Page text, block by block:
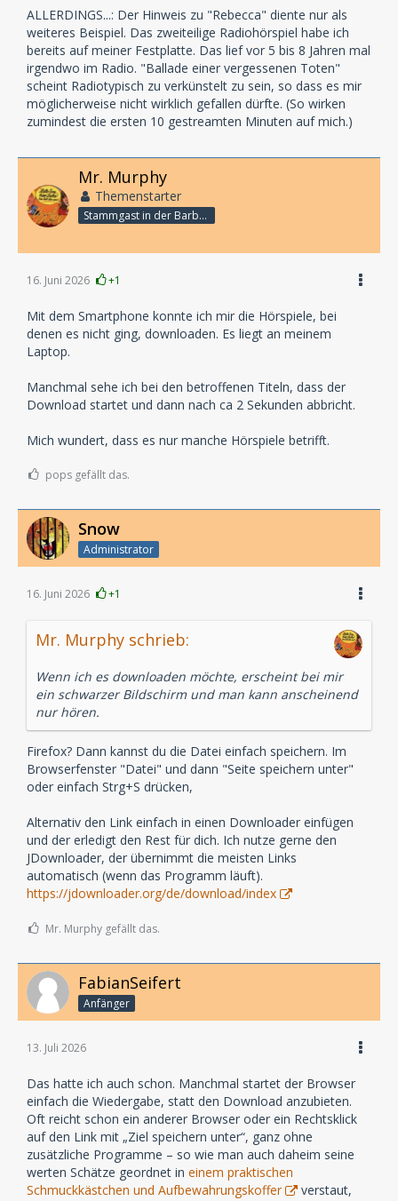
ALLERDINGS...: Der Hinweis zu "Rebecca" diente nur als
weiteres Beispiel. Das zweiteilige Radiohörspiel habe ich
bereits auf meiner Festplatte. Das lief vor 5 bis 8 Jahren mal
irgendwo im Radio. "Ballade einer vergessenen Toten"
scheint Radiotypisch zu verkünstelt zu sein, so dass es mir
möglicherweise nicht wirklich gefallen dürfte. (So wirken
zumindest die ersten 10 gestreamten Minuten auf mich.)
Mr. Murphy
Themenstarter
Stammgast in der Barbarabar
16. Juni 2026 +1
Mit dem Smartphone konnte ich mir die Hörspiele, bei
denen es nicht ging, downloaden. Es liegt an meinem
Laptop.
Manchmal sehe ich bei den betroffenen Titeln, dass der
Download startet und dann nach ca 2 Sekunden abbricht.
Mich wundert, dass es nur manche Hörspiele betrifft.
pops gefällt das.
Snow
Administrator
16. Juni 2026 +1
Mr. Murphy schrieb:
Wenn ich es downloaden möchte, erscheint bei mir
ein schwarzer Bildschirm und man kann anscheinend
nur hören.
Firefox? Dann kannst du die Datei einfach speichern. Im
Browserfenster "Datei" und dann "Seite speichern unter"
oder einfach Strg+S drücken,
Alternativ den Link einfach in einen Downloader einfügen
und der erledigt den Rest für dich. Ich nutze gerne den
JDownloader, der übernimmt die meisten Links
automatisch (wenn das Programm läuft).
https://jdownloader.org/de/download/index
Mr. Murphy gefällt das.
FabianSeifert
Anfänger
13. Juli 2026
Das hatte ich auch schon. Manchmal startet der Browser
einfach die Wiedergabe, statt den Download anzubieten.
Oft reicht schon ein anderer Browser oder ein Rechtsklick
auf den Link mit „Ziel speichern unter“, ganz ohne
zusätzliche Programme – so wie man auch daheim seine
werten Schätze geordnet in einem praktischen
Schmuckkästchen und Aufbewahrungskoffer
verstaut,